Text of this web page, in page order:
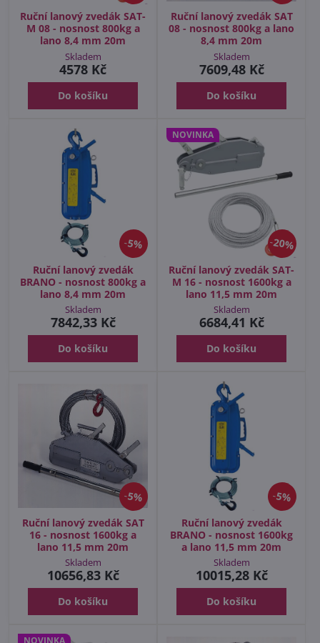
Ruční lanový zvedák SAT-
M 08 - nosnost 800kg a
lano 8,4 mm 20m
Skladem
4578 Kč
Do košíku
Ruční lanový zvedák SAT
08 - nosnost 800kg a lano
8,4 mm 20m
Skladem
7609,48 Kč
Do košíku
5%
Ruční lanový zvedák
BRANO - nosnost 800kg a
lano 8,4 mm 20m
Skladem
7842,33 Kč
Do košíku
20%
NOVINKA
Ruční lanový zvedák SAT-
M 16 - nosnost 1600kg a
lano 11,5 mm 20m
Skladem
6684,41 Kč
Do košíku
5%
Ruční lanový zvedák SAT
16 - nosnost 1600kg a
lano 11,5 mm 20m
Skladem
10656,83 Kč
Do košíku
5%
Ruční lanový zvedák
BRANO - nosnost 1600kg
a lano 11,5 mm 20m
Skladem
10015,28 Kč
Do košíku
NOVINKA